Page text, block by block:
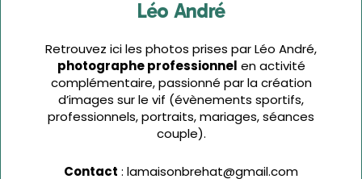
Léo André
Retrouvez ici les photos prises par Léo André,
photographe professionnel en activité
complémentaire, passionné par la création
d’images sur le vif (évènements sportifs,
professionnels, portraits, mariages, séances
couple).
Contact : lamaisonbrehat@gmail.com